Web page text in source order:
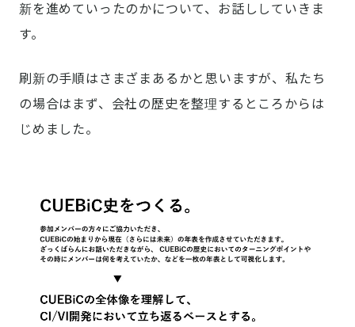
新を進めていったのかについて、お話ししていきま
す。
刷新の手順はさまざまあるかと思いますが、私たち
の場合はまず、会社の歴史を整理するところからは
じめました。